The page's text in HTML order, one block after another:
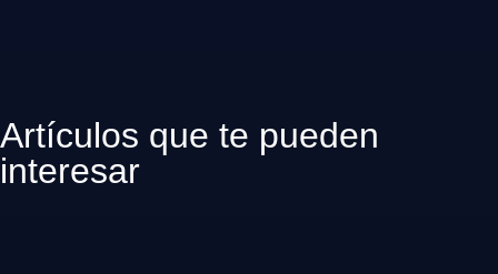
Artículos que te pueden
interesar